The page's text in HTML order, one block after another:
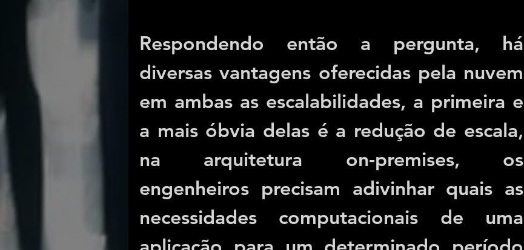
Respondendo então a pergunta, há
diversas vantagens oferecidas pela nuvem
em ambas as escalabilidades, a primeira e
a mais óbvia delas é a redução de escala,
na arquitetura on-premises, os
engenheiros precisam adivinhar quais as
necessidades computacionais de uma